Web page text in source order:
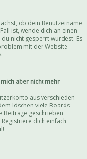
ob dein Benutzername
ist, wende dich an einen
nicht gesperrt wurdest. Es
mit der Website
aber nicht mehr
aus verschieden
löschen viele Boards
Beiträge geschrieben
dich einfach